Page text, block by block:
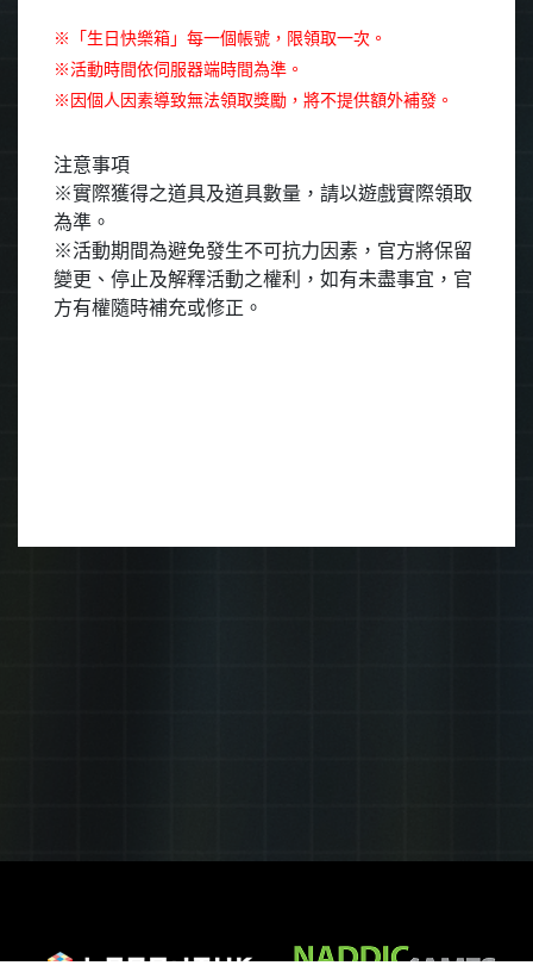
※
「生日快樂箱」每一個帳號，限領取一次。
※活動時間依伺服器端時間為準。
※ 因個人因素導致無法領取獎勵，將不提供額外補發。
注意事項
※實際獲得之道具及道具數量，請以遊戲實際領取
為準。
※活動期間為避免發生不可抗力因素，官方將保留
變更、停止及解釋活動之權利，如有未盡事宜，官
方有權隨時補充或修正。